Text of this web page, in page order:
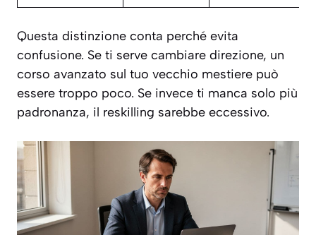
Questa distinzione conta perché evita
confusione. Se ti serve cambiare direzione, un
corso avanzato sul tuo vecchio mestiere può
essere troppo poco. Se invece ti manca solo più
padronanza, il reskilling sarebbe eccessivo.